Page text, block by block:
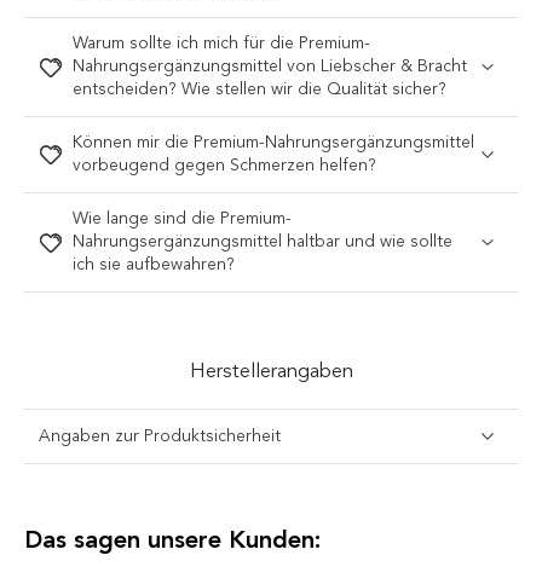
Warum sollte ich mich für die Premium-
Nahrungsergänzungsmittel von Liebscher & Bracht
entscheiden? Wie stellen wir die Qualität sicher?
Können mir die Premium-Nahrungsergänzungsmittel
vorbeugend gegen Schmerzen helfen?
Wie lange sind die Premium-
Nahrungsergänzungsmittel haltbar und wie sollte
ich sie aufbewahren?
Herstellerangaben
Angaben zur Produktsicherheit
Das sagen unsere Kunden: